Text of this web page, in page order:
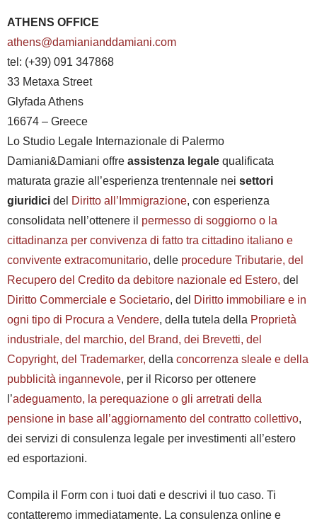
ATHENS OFFICE
athens@damianianddamiani.com
tel: (+39) 091 347868
33 Metaxa Street
Glyfada Athens
16674 – Greece
Lo Studio Legale Internazionale di Palermo
Damiani&Damiani offre assistenza legale qualificata
maturata grazie all’esperienza trentennale nei settori
giuridici del Diritto all’Immigrazione, con esperienza
consolidata nell’ottenere il permesso di soggiorno o la
cittadinanza per convivenza di fatto tra cittadino italiano e
convivente extracomunitario, delle procedure Tributarie, del
Recupero del Credito da debitore nazionale ed Estero, del
Diritto Commerciale e Societario, del Diritto immobiliare e in
ogni tipo di Procura a Vendere, della tutela della Proprietà
industriale, del marchio, del Brand, dei Brevetti, del
Copyright, del Trademarker, della concorrenza sleale e della
pubblicità ingannevole, per il Ricorso per ottenere
l’adeguamento, la perequazione o gli arretrati della
pensione in base all’aggiornamento del contratto collettivo,
dei servizi di consulenza legale per investimenti all’estero
ed esportazioni.
Compila il Form con i tuoi dati e descrivi il tuo caso. Ti
contatteremo immediatamente. La consulenza online e